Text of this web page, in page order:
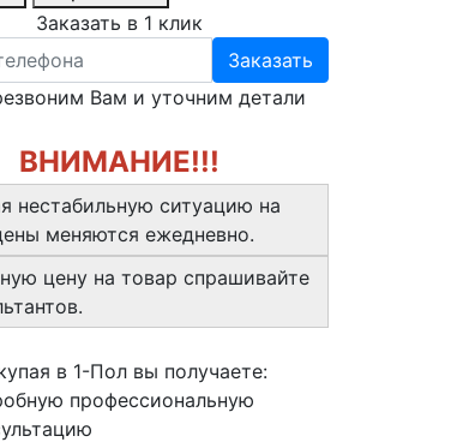
Заказать в 1 клик
Заказать
Вам и уточним детали
ВНИМАНИЕ!!!
нестабильную ситуацию на
меняются ежедневно.
цену на товар спрашивайте
в 1-Пол вы получаете:
профессиональную